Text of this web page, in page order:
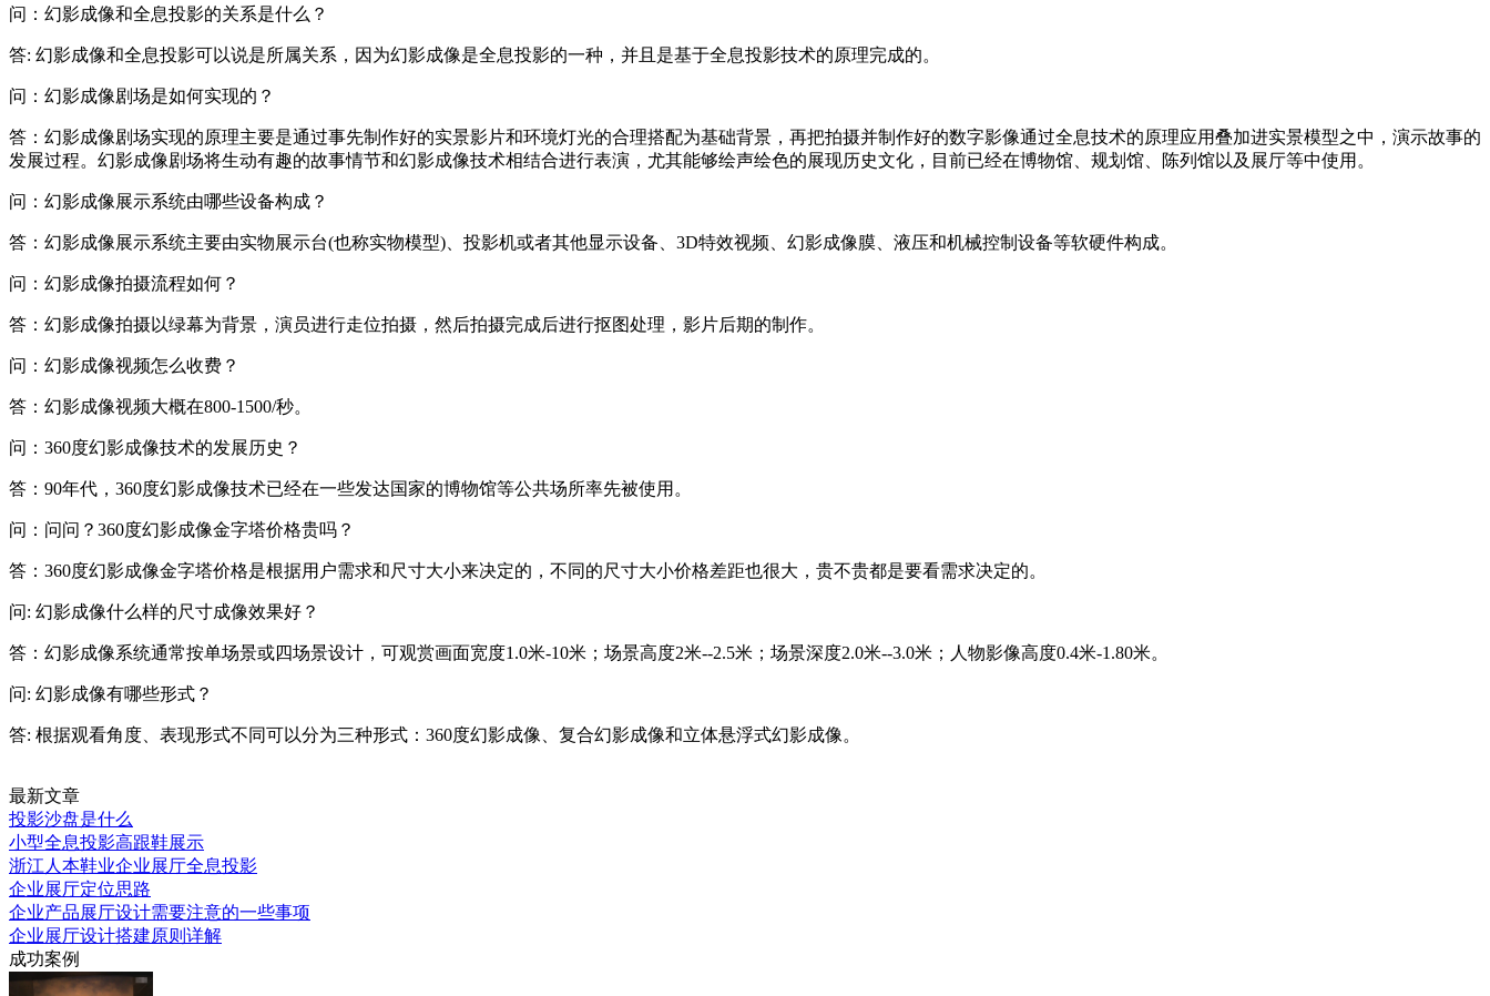
问：幻影成像和全息投影的关系是什么？
答: 幻影成像和全息投影可以说是所属关系，因为幻影成像是全息投影的一种，并且是基于全息投影技术的原理完成的。
问：幻影成像剧场是如何实现的？
答：幻影成像剧场实现的原理主要是通过事先制作好的实景影片和环境灯光的合理搭配为基础背景，再把拍摄并制作好的数字影像通过全息技术的原理应用叠加进实景模型之中，演示故事的
发展过程。幻影成像剧场将生动有趣的故事情节和幻影成像技术相结合进行表演，尤其能够绘声绘色的展现历史文化，目前已经在博物馆、规划馆、陈列馆以及展厅等中使用。
问：幻影成像展示系统由哪些设备构成？
答：幻影成像展示系统主要由实物展示台(也称实物模型)、投影机或者其他显示设备、3D特效视频、幻影成像膜、液压和机械控制设备等软硬件构成。
问：幻影成像拍摄流程如何？
答：幻影成像拍摄以绿幕为背景，演员进行走位拍摄，然后拍摄完成后进行抠图处理，影片后期的制作。
问：幻影成像视频怎么收费？
答：幻影成像视频大概在800-1500/秒。
问：360度幻影成像技术的发展历史？
答：90年代，360度幻影成像技术已经在一些发达国家的博物馆等公共场所率先被使用。
问：问问？360度幻影成像金字塔价格贵吗？
答：360度幻影成像金字塔价格是根据用户需求和尺寸大小来决定的，不同的尺寸大小价格差距也很大，贵不贵都是要看需求决定的。
问: 幻影成像什么样的尺寸成像效果好？
答：幻影成像系统通常按单场景或四场景设计，可观赏画面宽度1.0米-10米；场景高度2米--2.5米；场景深度2.0米--3.0米；人物影像高度0.4米-1.80米。
问: 幻影成像有哪些形式？
答: 根据观看角度、表现形式不同可以分为三种形式：360度幻影成像、复合幻影成像和立体悬浮式幻影成像。
最新文章
投影沙盘是什么
小型全息投影高跟鞋展示
浙江人本鞋业企业展厅全息投影
企业展厅定位思路
企业产品展厅设计需要注意的一些事项
企业展厅设计搭建原则详解
成功案例